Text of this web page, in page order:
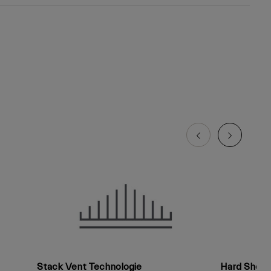
Stack Vent Technologie Hard